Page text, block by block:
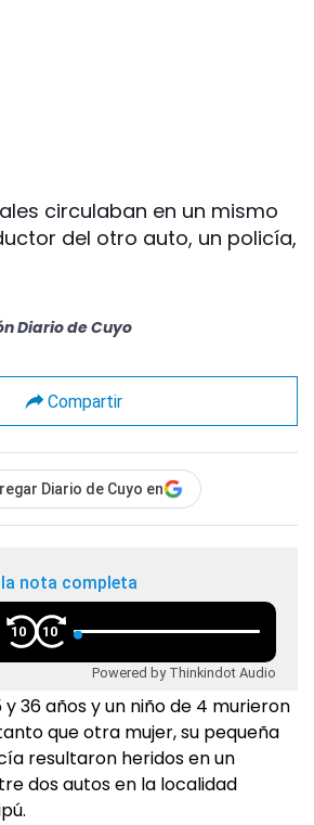
circulaban en un mismo
del otro auto, un policía,
Diario de Cuyo
Compartir
Diario de Cuyo en
nota completa
10 10
Powered by Thinkindot Audio
y 36 años y un niño de 4 murieron
que otra mujer, su pequeña
resultaron heridos en un
dos autos en la localidad